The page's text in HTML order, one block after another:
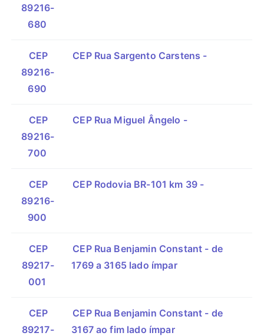
89216-
680
CEP
89216-
690
CEP Rua Sargento Carstens -
CEP
89216-
700
CEP Rua Miguel Ângelo -
CEP
89216-
900
CEP Rodovia BR-101 km 39 -
CEP
89217-
001
CEP Rua Benjamin Constant - de
1769 a 3165 lado ímpar
CEP
89217-
CEP Rua Benjamin Constant - de
3167 ao fim lado ímpar